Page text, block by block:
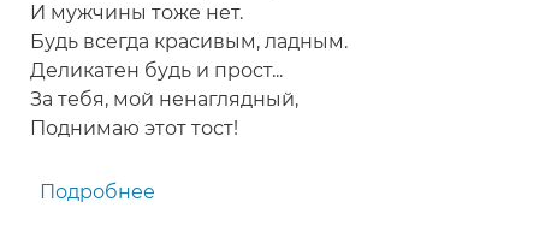
И мужчины тоже нет.
Будь всегда красивым, ладным.
Деликатен будь и прост...
За тебя, мой ненаглядный,
Поднимаю этот тост!
Подробнее